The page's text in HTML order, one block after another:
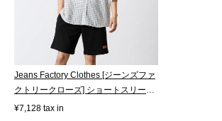
Jeans Factory Clothes [ジーンズファ
クトリークローズ] ショートスリー
ブ...
¥7,128 tax in